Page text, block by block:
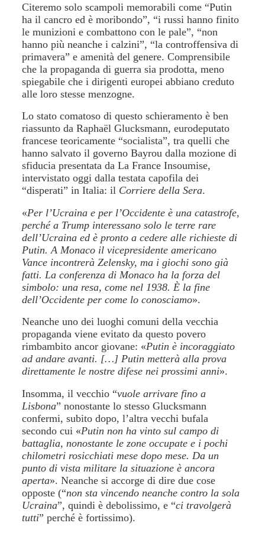
Citeremosolo scampoli memorabili come “Putin
ha il cancro ed è moribondo”, “i russi hanno finito
le munizioni e combattono con le pale”, “non
hanno più neanche i calzini”, “la controffensiva di
primavera” e amenità del genere. Comprensibile
che la propaganda di guerra sia prodotta, meno
spiegabile che i dirigenti europei abbiano creduto
alle loro stesse menzogne.
Lo stato comatoso di questo schieramento è ben
riassunto daRaphaël Glucksmann, eurodeputato
franceseteoricamente “socialista”, tra quelli che
hanno salvato il governo Bayrou dalla mozione di
sfiducia presentata da La France Insoumise,
intervistato oggi dalla testata capofila dei
“disperati” in Italia: il Corriere della Sera.
«Per l’Ucraina e per l’Occidente è una catastrofe,
perché a Trump interessano solo le terre rare
dell’Ucraina ed è pronto a cedere alle richieste di
Putin. A Monaco il vicepresidente americano
Vance incontrerà Zelensky, ma i giochi sono già
fatti. La conferenza di Monaco ha la forza del
simbolo: una resa, come nel 1938. È la fine
dell’Occidente per come lo conosciamo».
Neanche uno dei luoghi comuni della vecchia
propaganda viene evitato da questo povero
rimbambito ancor giovane: «Putin è incoraggiato
ad andare avanti. […] Putin metterà alla prova
direttamente le nostre difese nei prossimi anni».
Insomma, il vecchio “vuole arrivare fino a
Lisbona” nonostante lo stesso Glucksmann
confermi, subito dopo, l’altra vecchi bufala
secondo cui «Putin non ha vinto sul campo di
battaglia, nonostante le zone occupate e i pochi
chilometri rosicchiati mese dopo mese. Da un
punto di vista militare la situazione è ancora
aperta».Neanche si accorge di dire due cose
opposte (“non sta vincendo neanche contro la sola
Ucraina”, quindi è debolissimo, e “ci travolgerà
tutti” perché è fortissimo).